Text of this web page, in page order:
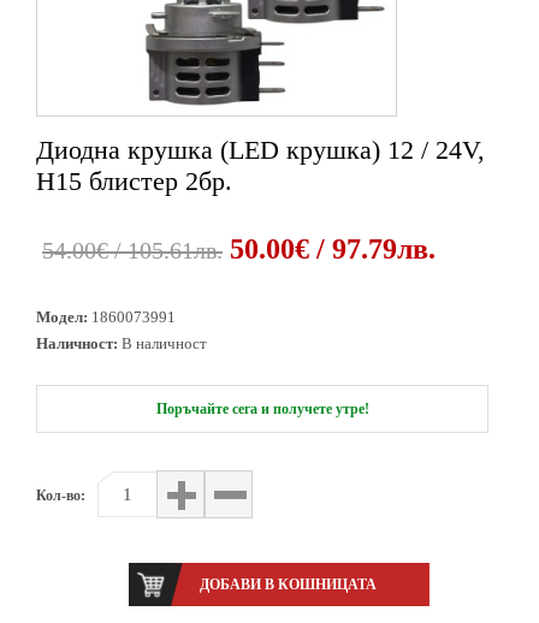
Диодна крушка (LED крушка) 12 / 24V,
H15 блистер 2бр.
54.00€ / 105.61лв. 50.00€ / 97.79лв.
Модел: 1860073991
Наличност: В наличност
Поръчайте сега и получете утре!
Кол-во: